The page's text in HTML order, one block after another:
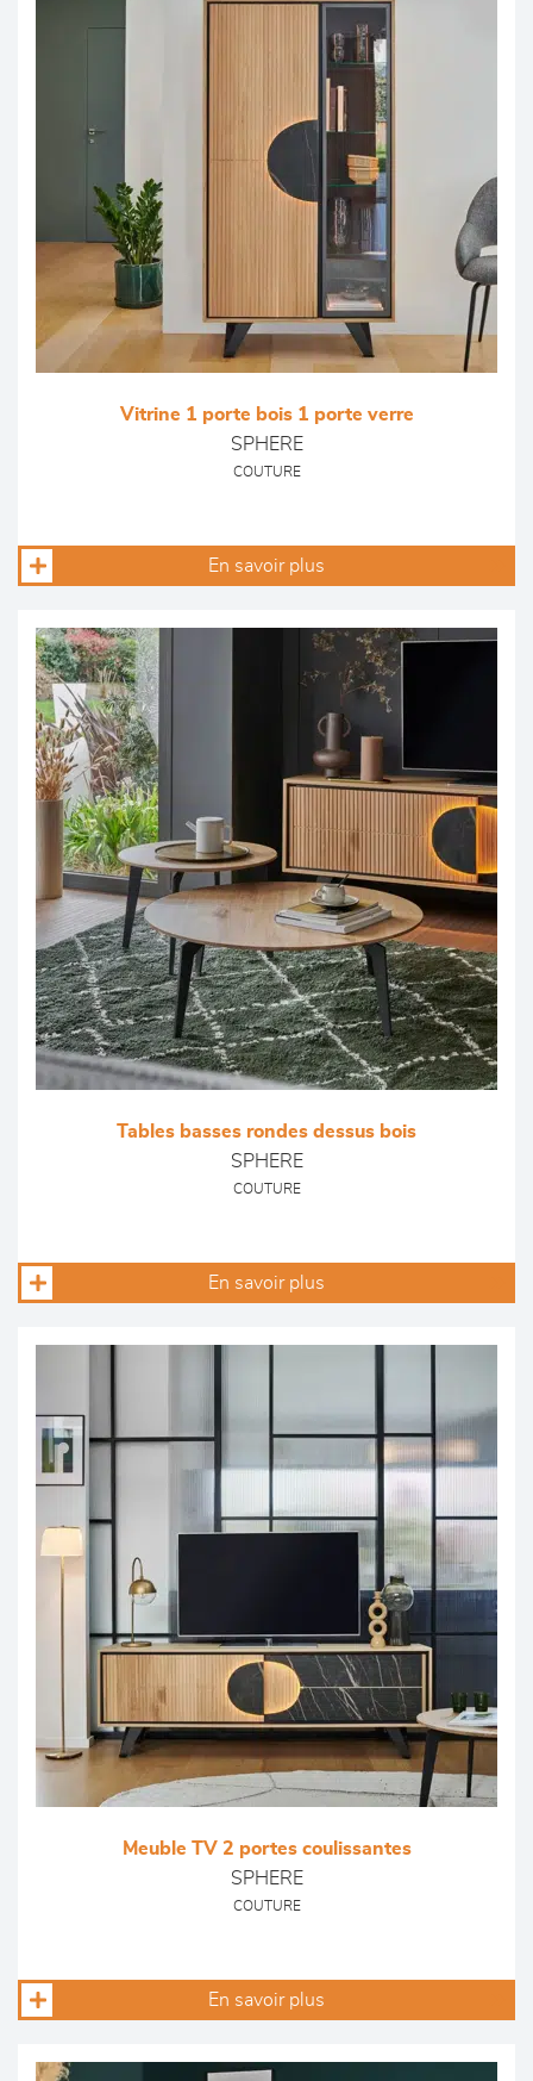
Vitrine 1 porte bois 1 porte verre
SPHERE
COUTURE
En savoir plus
Tables basses rondes dessus bois
SPHERE
COUTURE
En savoir plus
Meuble TV 2 portes coulissantes
SPHERE
COUTURE
En savoir plus